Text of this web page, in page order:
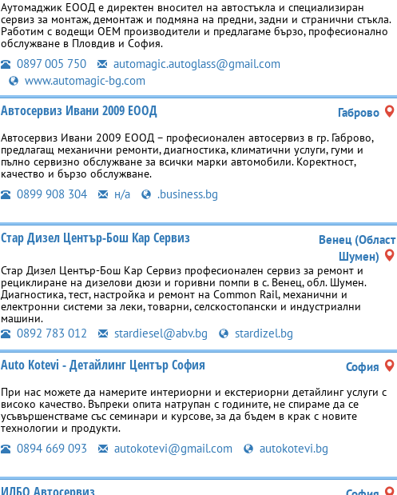
Аутомаджик ЕООД е директен вносител на автостъкла и специализиран
сервиз за монтаж, демонтаж и подмяна на предни, задни и странични стъкла.
Работим с водещи OEM производители и предлагаме бързо, професионално
обслужване в Пловдив и София.
0897 005 750
automagic.autoglass@gmail.com
www.automagic-bg.com
Автосервиз Ивани 2009 ЕООД Габрово
Автосервиз Ивани 2009 ЕООД – професионален автосервиз в гр. Габрово,
предлагащ механични ремонти, диагностика, климатични услуги, гуми и
пълно сервизно обслужване за всички марки автомобили. Коректност,
качество и бързо обслужване.
0899 908 304 н/а .business.bg
Стар Дизел Център-Бош Кар Сервиз
Венец (Област
Шумен)
Стар Дизел Център-Бош Кар Сервиз професионален сервиз за ремонт и
рециклиране на дизелови дюзи и горивни помпи в с. Венец, обл. Шумен.
Диагностика, тест, настройка и ремонт на Common Rail, механични и
електронни системи за леки, товарни, селскостопански и индустриални
машини.
0892 783 012 stardiesel@abv.bg stardizel.bg
Auto Kotevi - Детайлинг Център София София
При нас можете да намерите интериорни и екстериорни детайлинг услуги с
високо качество. Въпреки опита натрупан с годините, не спираме да се
усъвършенстваме със семинари и курсове, за да бъдем в крак с новите
технологии и продукти.
0894 669 093 autokotevi@gmail.com autokotevi.bg